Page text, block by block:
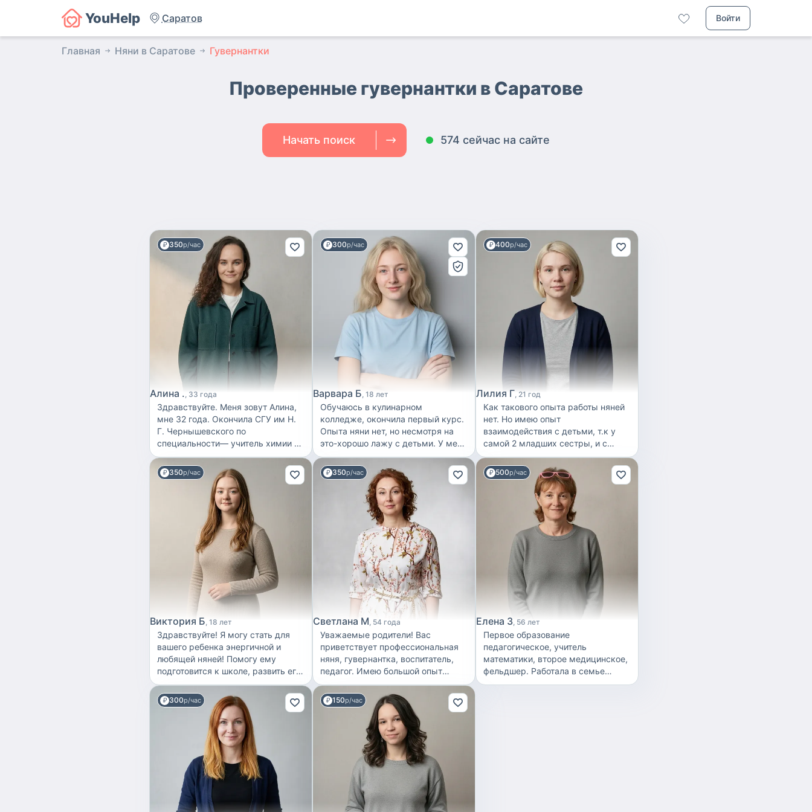
YouHelp Саратов Войти
Главная Няни в Саратове Гувернантки
Проверенные гувернантки в Саратове
Начать поиск 574 сейчас на сайте
350р/час
Алина . 33 года
Здравствуйте. Меня зовут Алина,
мне 32 года. Окончила СГУ им Н.
Г. Чернышевского по
специальности— учитель химии и
биологии. Затем прошла
переподготовку на воспитателя.
Опыт работы в ДОУ составляет 10
лет, так же работала няней в
различных семьях. Даже у
артистов балета цирка
(рекомендации имеются). Найду
подход к вашему ребенку, готова
проводить развивающие занятия,
соответствующие возрасту, стану
не просто няней, а другом вашему
300р/час
Варвара Б 18 лет
Обучаюсь в кулинарном
колледже, окончила первый курс.
Опыта няни нет, но несмотря на
это-хорошо лажу с детьми. У меня
есть младший брат(4 года), всегда
занимаюсь с ним(развивающие
игры и тд). Цена договорная, так
как не имею педагогического
образования
400р/час
Лилия Г 21 год
Как такового опыта работы няней
нет. Но имею опыт
взаимодействия с детьми, т.к у
самой 2 младших сестры, и с
каждой из них так или иначе
выступала в роли «няньки»).
Достаточно хозяйственная. Также
умею готовить ( детишки которые
любят вкусности— welcome!).В
приоритет ставлю актив,позитив и
сестринский инстинкт!
350р/час
Виктория Б 18 лет
Здравствуйте! Я могу стать для
вашего ребенка энергичной и
любящей няней! Помогу ему
подготовится к школе, развить его
творческие навыки, разглядеть
удивительный мир вокруг себя! У
меня имеется сертификат от
Саратовского Государственного
Университета о прохождение
курса «Шаг в профессию
педагога» и «Работа с
инклюзивными детьми». Так же я
являюсь призером олимпиады
«Профессия-педагог» в 2025 году.
Несмотря на мой возраст у меня
350р/час
Светлана М 54 года
Уважаемые родители! Вас
приветствует профессиональная
няня, гувернантка, воспитатель,
педагог. Имею большой опыт
работы с детьми в возрасте от 3х
и до 10ти лет. Работаю на
протяжении 26 лет няней в
семьях, где помогаю родителям
воспитывать и обучать их детей.
Есть опыт работы в детском саду
на протяжении 10 лет. Владею
проведением развивающих игр и
занятий с детьми дошкольного
возраста и выполнением
домашних заданий с детьми
500р/час
Елена З 56 лет
Первое образование
педагогическое, учитель
математики, второе медицинское,
фельдшер. Работала в семье
приходящей няней, занималась
300р/час 150р/час